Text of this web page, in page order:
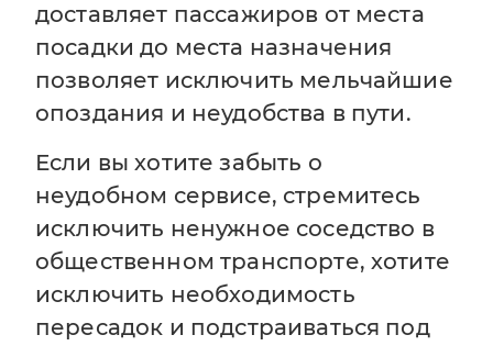
доставляет пассажиров от места
посадки до места назначения
позволяет исключить мельчайшие
опоздания и неудобства в пути.
Если вы хотите забыть о
неудобном сервисе, стремитесь
исключить ненужное соседство в
общественном транспорте, хотите
исключить необходимость
пересадок и подстраиваться под